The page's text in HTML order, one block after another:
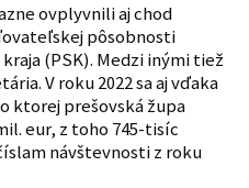
ovplyvnili aj chod
pôsobnosti
(PSK). Medzi inými tiež
V roku 2022 sa aj vďaka
ktorej prešovská župa
eur, z toho 745-tisíc
návštevnosti z roku